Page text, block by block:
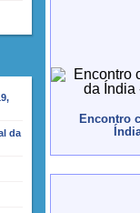
da
Encontro